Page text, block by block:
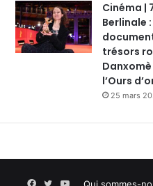
Cinéma |
Berlinale :
trésors
l’Ours
25 mars